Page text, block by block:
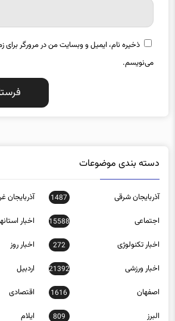
ذخیره نام، ایمیل و وبسایت من در مرورگر برای
می‌نویسم.
دسته بندی موضوعات
آذربایجان شرقی 1487 آذربایجان
اجتماعی 15588 اخبار
اخبار تکنولوژی 272 اخبار روز
اخبار ورزشی 21392 اردبیل
اصفهان 1616 اقتصادی
البرز 809 ایلام